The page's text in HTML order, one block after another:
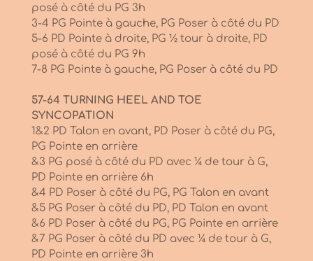
posé à côté du PG 3h
3-4 PG Pointe à gauche, PG Poser à côté du PD
5-6 PD Pointe à droite, PG ½ tour à droite, PD
posé à côté du PG 9h
7-8 PG Pointe à gauche, PG Poser à côté du PD
57-64 TURNING HEEL AND TOE
SYNCOPATION
1&2 PD Talon en avant, PD Poser à côté du PG,
PG Pointe en arrière
&3 PG posé à côté du PD avec ¼ de tour à G,
PD Pointe en arrière 6h
&4 PD Poser à côté du PG, PG Talon en avant
&5 PG Poser à côté du PD, PD Talon en avant
&6 PD Poser à côté du PG, PG Pointe en arrière
&7 PG Poser à côté du PD avec ¼ de tour à G,
PD Pointe en arrière 3h